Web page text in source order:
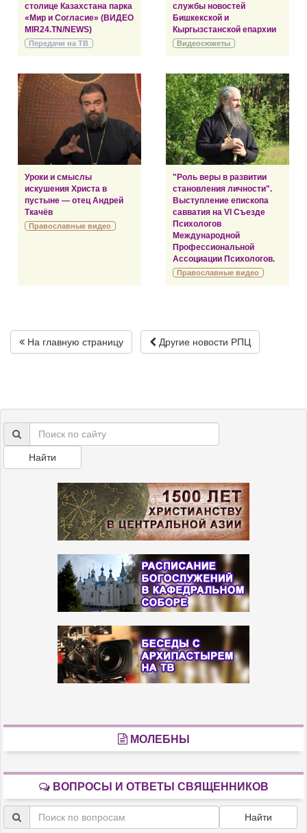
столице Казахстана парка
«Мир и Согласие» (ВИДЕО
MIR24.TN/NEWS)
Передачи на ТВ
службы новостей
Бишкекской и
Кыргызстанской епархии
Видеосюжеты
Уроки и смыслы
искушения Христа в
пустыне — отец Андрей
Ткачёв
Православные видео
"Роль веры в развитии
становления личности".
Выступление епископа
савватия на VI Съезде
Психологов
Международной
Профессиональной
Ассоциации Психологов.
Православные видео
На главную страницу Другие новости РПЦ
Найти
МОЛЕБНЫ
ВОПРОСЫ И ОТВЕТЫ СВЯЩЕННИКОВ
Найти